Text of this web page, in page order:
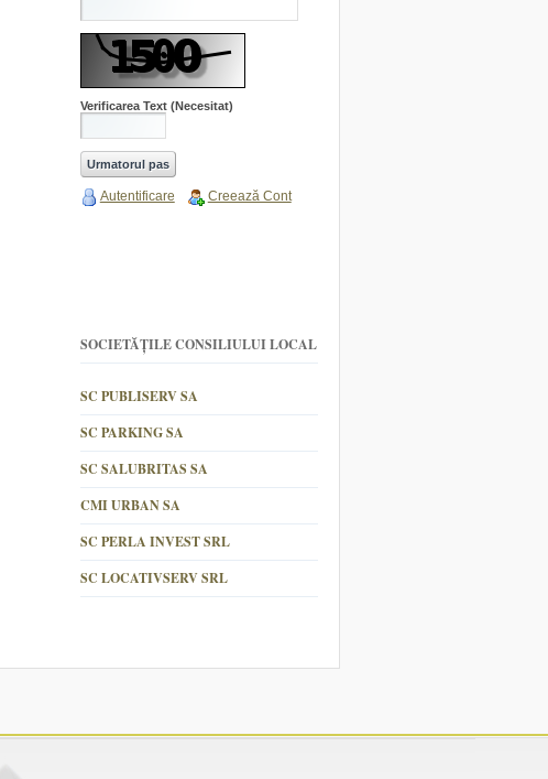
Verificarea Text (Necesitat)
Autentificare Creează Cont
SOCIETĂȚILE CONSILIULUI LOCAL
SC PUBLISERV SA
SC PARKING SA
SC SALUBRITAS SA
CMI URBAN SA
SC PERLA INVEST SRL
SC LOCATIVSERV SRL